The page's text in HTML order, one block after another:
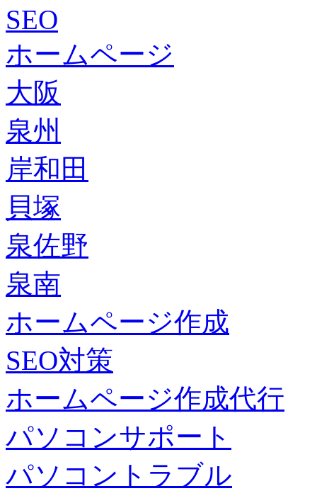
SEO
ホームページ
大阪
泉州
岸和田
貝塚
泉佐野
泉南
ホームページ作成
SEO対策
ホームページ作成代行
パソコンサポート
パソコントラブル